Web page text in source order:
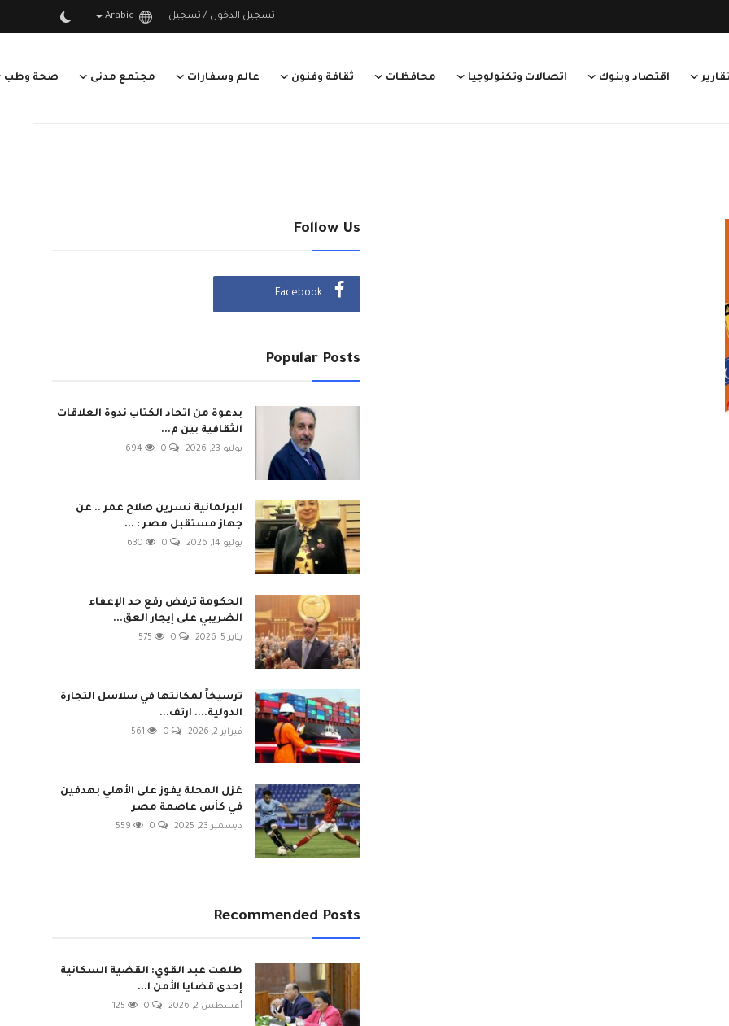
تسجيل الدخول / تسجيل Arabic
اقتصاد وبنوك اتصالات وتكنولوجيا محافظات ثقافة وفنون عالم وسفارات مجتمع مدنى
صحة وطب
Follow Us
Facebook
Popular Posts
بدعوة من اتحاد الكتاب ندوة العلاقات
الثقافية بين م...
يوليو 23, 2026 0
694
البرلمانية نسرين صلاح عمر .. عن
جهاز مستقبل مصر : ...
يوليو 14, 2026 0
630
الحكومة ترفض رفع حد الإعفاء
الضريبي على إيجار العق...
يناير 5, 2026 0
575
ترسيخاً لمكانتها في سلاسل التجارة
الدولية.... ارتف...
فبراير 2, 2026 0
561
غزل المحلة يفوز على الأهلي بهدفين
في كأس عاصمة مصر
ديسمبر 23, 2025 0
559
Recommended Posts
طلعت عبد القوي: القضية السكانية
إحدى قضايا الأمن ا...
أغسطس 2, 2026 0
125